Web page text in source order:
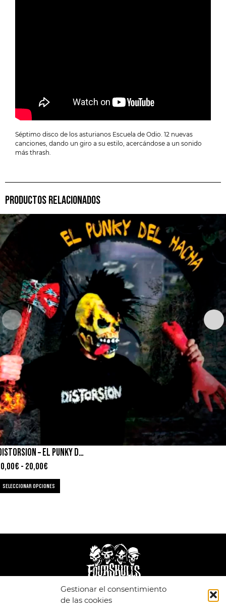
Gestionar el consentimiento
de las cookies
Séptimo disco de los asturianos Escuela de Odio. 12 nuevas
canciones, dando un giro a su estilo, acercándose a un sonido
más thrash.
PRODUCTOS RELACIONADOS
DISTORSION – EL PUNKY DEL HACHA
€ - 20,00€
SELECCIONAR OPCIONES